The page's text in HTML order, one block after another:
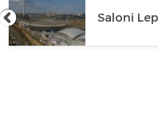
Saloni